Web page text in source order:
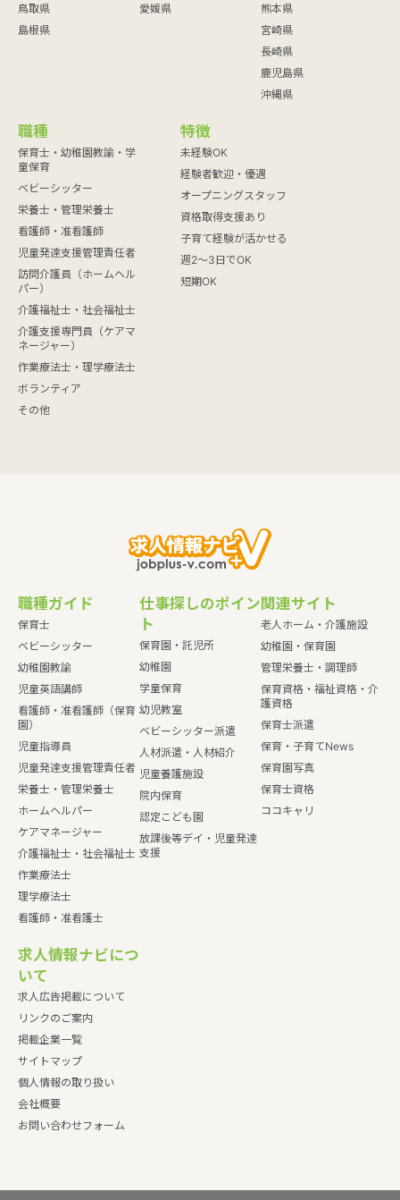
鳥取県
島根県
愛媛県
熊本県
宮崎県
長崎県
鹿児島県
沖縄県
職種
保育士・幼稚園教諭・学
童保育
ベビーシッター
栄養士・管理栄養士
看護師・准看護師
児童発達支援管理責任者
訪問介護員（ホームヘル
パー）
介護福祉士・社会福祉士
介護支援専門員（ケアマ
ネージャー）
作業療法士・理学療法士
ボランティア
その他
特徴
未経験OK
経験者歓迎・優遇
オープニングスタッフ
資格取得支援あり
子育て経験が活かせる
週2～3日でOK
短期OK
職種ガイド
保育士
ベビーシッター
幼稚園教諭
児童英語講師
看護師・准看護師（保育
園）
児童指導員
児童発達支援管理責任者
栄養士・管理栄養士
ホームヘルパー
ケアマネージャー
介護福祉士・社会福祉士
作業療法士
理学療法士
看護師・准看護士
仕事探しのポイン
ト
保育園・託児所
幼稚園
学童保育
幼児教室
ベビーシッター派遣
人材派遣・人材紹介
児童養護施設
院内保育
認定こども園
放課後等デイ・児童発達
支援
関連サイト
老人ホーム・介護施設
幼稚園・保育園
管理栄養士・調理師
保育資格・福祉資格・介
護資格
保育士派遣
保育・子育てNews
保育園写真
保育士資格
ココキャリ
求人情報ナビにつ
いて
求人広告掲載について
リンクのご案内
掲載企業一覧
サイトマップ
個人情報の取り扱い
会社概要
お問い合わせフォーム